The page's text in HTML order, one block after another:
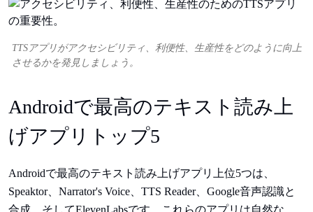
TTSアプリがアクセシビリティ、利便性、生産性をどのように向上
させるかを発見しましょう。
Androidで最高のテキスト読み上
げアプリトップ5
Androidで最高のテキスト読み上げアプリ上位5つは、
Speaktor、Narrator's Voice、TTS Reader、Google音声認識と